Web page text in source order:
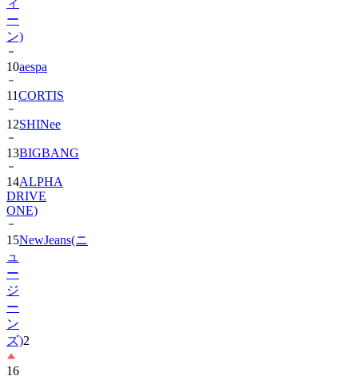
ン)
10aespa
11CORTIS
12SHINee
13BIGBANG
14ALPHA
DRIVE
ONE)
15NewJeans(ニ
ュ
ー
ジ
ー
ン
ズ)
16
パ